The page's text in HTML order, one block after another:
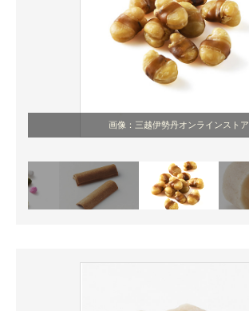
画像：三越伊勢丹オンラインストア